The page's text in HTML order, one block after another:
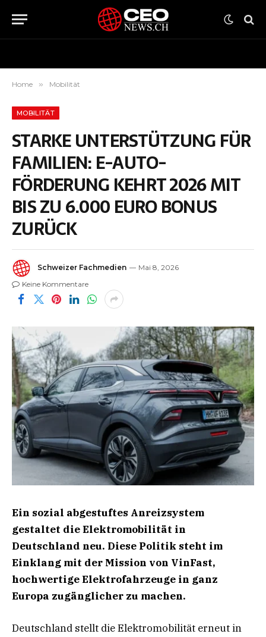
Home » Mobilität
MOBILITÄT
STARKE UNTERSTÜTZUNG FÜR
FAMILIEN: E-AUTO-
FÖRDERUNG KEHRT 2026 MIT
BIS ZU 6.000 EURO BONUS
ZURÜCK
Schweizer Fachmedien
Mai 8, 2026
Keine Kommentare
Ein sozial abgestuftes Anreizsystem
gestaltet die Elektromobilität in
Deutschland neu. Diese Politik steht im
Einklang mit der Mission von VinFast,
hochwertige Elektrofahrzeuge in ganz
Europa zugänglicher zu machen.
Deutschland stellt die Elektromobilität erneut in